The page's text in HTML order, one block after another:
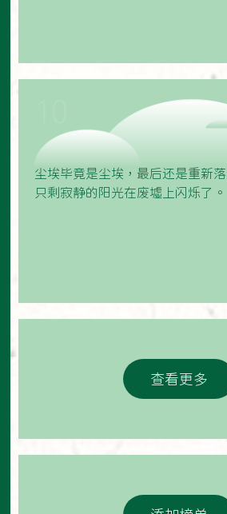
尘埃毕竟是尘埃，最后还是重新落
只剩寂静的阳光在废墟上闪烁了。
查看更多